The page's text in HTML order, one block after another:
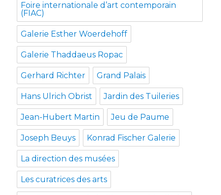
Foire internationale d’art contemporain
(FIAC)
Galerie Esther Woerdehoff
Galerie Thaddaeus Ropac
Gerhard Richter Grand Palais
Hans Ulrich Obrist Jardin des Tuileries
Jean-Hubert Martin Jeu de Paume
Joseph Beuys Konrad Fischer Galerie
La direction des musées
Les curatrices des arts